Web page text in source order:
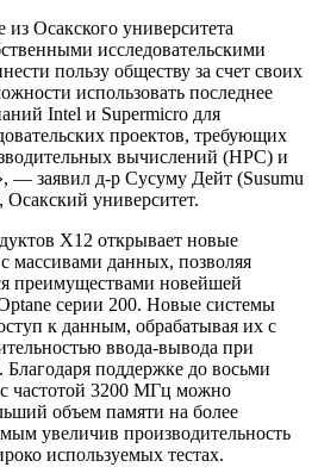
Осакского университета
исследовательскими
пользу обществу за счет своих
использовать последнее
Intel и Supermicro для
проектов, требующих
вычислений (HPC) и
— заявил д-р Сусуму Дейт (Susumu
университет.
X12 открывает новые
массивами данных, позволяя
преимуществами новейшей
серии 200. Новые системы
к данным, обрабатывая их с
ввода-вывода при
поддержке до восьми
частотой 3200 МГц можно
объем памяти на более
увеличив производительность
используемых тестах.